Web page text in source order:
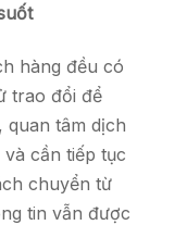
hàng đều có
trao đổi để
quan tâm dịch
cần tiếp tục
chuyển từ
tin vẫn được